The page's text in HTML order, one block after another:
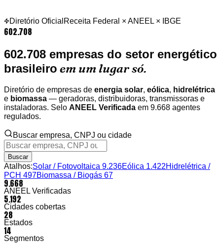
Diretório Oficial Receita Federal × ANEEL × IBGE
602.708
602.708 empresas do setor energético
brasileiro em um lugar só.
Diretório de empresas de energia solar, eólica, hidrelétrica
e biomassa — geradoras, distribuidoras, transmissoras e
instaladoras. Selo ANEEL Verificada em 9.668 agentes
regulados.
Buscar empresa, CNPJ ou cidade
Buscar
Atalhos:Solar / Fotovoltaica 9.236Eólica 1.422Hidrelétrica /
PCH 497Biomassa / Biogás 67
9.668
ANEEL Verificadas
5.192
Cidades cobertas
28
Estados
14
Segmentos